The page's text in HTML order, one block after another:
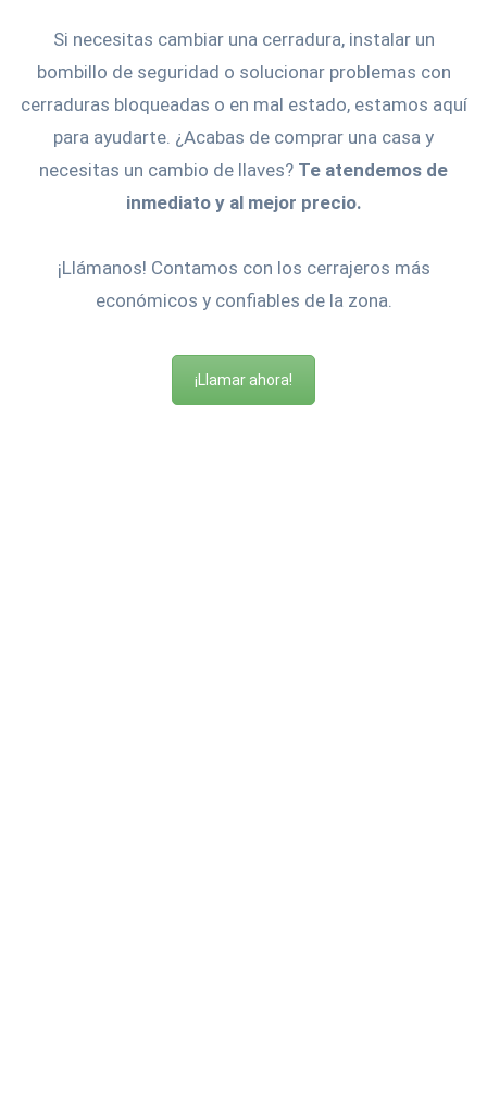
Si necesitas cambiar una cerradura, instalar un
bombillo de seguridad o solucionar problemas con
cerraduras bloqueadas o en mal estado, estamos aquí
para ayudarte. ¿Acabas de comprar una casa y
necesitas un cambio de llaves? Te atendemos de
inmediato y al mejor precio.
¡Llámanos! Contamos con los cerrajeros más
económicos y confiables de la zona.
¡Llamar ahora!